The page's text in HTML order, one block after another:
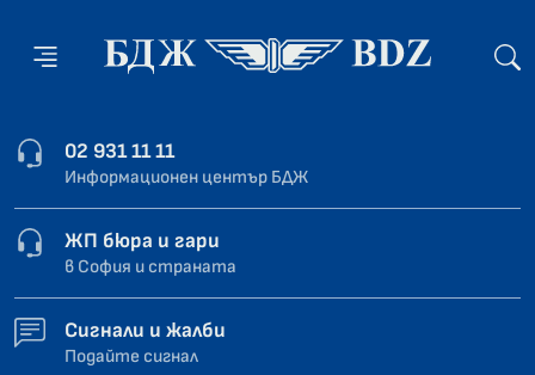
02 931 11 11
Информационен център БДЖ
ЖП бюра и гари
в София и страната
Сигнали и жалби
Подайте сигнал